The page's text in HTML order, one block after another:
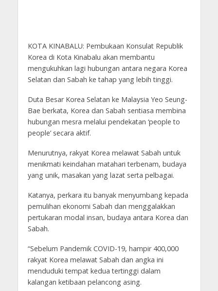
KOTA KINABALU: Pembukaan Konsulat Republik
Korea di Kota Kinabalu akan membantu
mengukuhkan lagi hubungan antara negara Korea
Selatan dan Sabah ke tahap yang lebih tinggi.
Duta Besar Korea Selatan ke Malaysia Yeo Seung-
Bae berkata, Korea dan Sabah sentiasa membina
hubungan mesra melalui pendekatan ‘people to
people’ secara aktif.
Menurutnya, rakyat Korea melawat Sabah untuk
menikmati keindahan matahari terbenam, budaya
yang unik, masakan yang lazat serta pelbagai.
Katanya, perkara itu banyak menyumbang kepada
pemulihan ekonomi Sabah dan menggalakkan
pertukaran modal insan, budaya antara Korea dan
Sabah.
“Sebelum Pandemik COVID-19, hampir 400,000
rakyat Korea melawat Sabah dan angka ini
menduduki tempat kedua tertinggi dalam
kalangan ketibaan pelancong asing.